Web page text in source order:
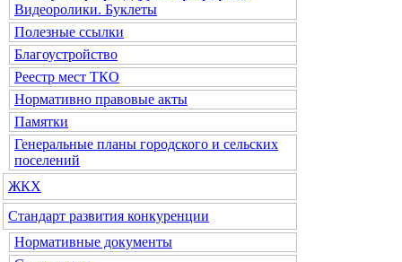
Видеоролики. Буклеты
Полезные ссылки
Благоустройство
Реестр мест ТКО
Нормативно правовые акты
Памятки
Генеральные планы городского и сельских
поселений
ЖКХ
Стандарт развития конкуренции
Нормативные документы